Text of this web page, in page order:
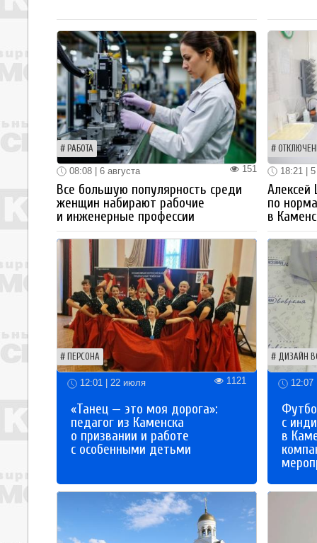
РАБОТА
151
08:08 | 6 августа
Все большую популярность среди
женщин набирают рабочие
и инженерные профессии
18:21 | 5
по
в
ПЕРСОНА
12:01 | 22 июля 1121
«Танец — это моя дорога»:
педагог из Каменска
о призвании и работе
с особенными детьми
ДИЗАЙН
12:07
с
в